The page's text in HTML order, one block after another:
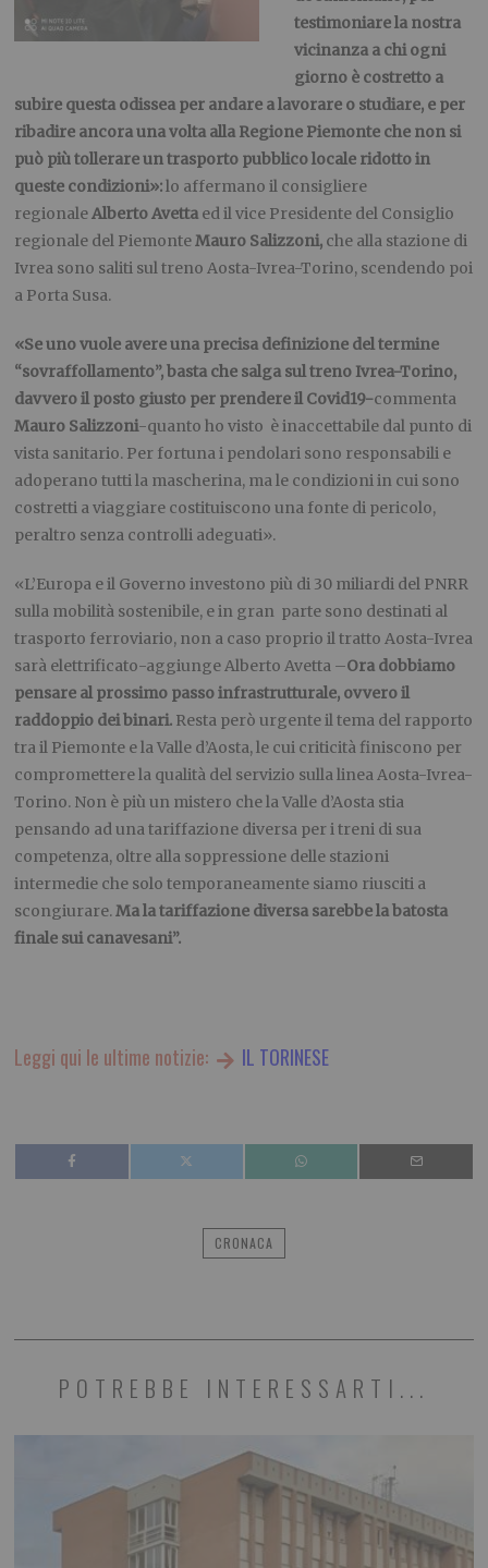
testimoniare la nostra
vicinanza a chi ogni
giorno è costretto a
subire questa odissea per andare a lavorare o studiare, e per
ribadire ancora una volta alla Regione Piemonte che non si
può più tollerare un trasporto pubblico locale ridotto in
queste condizioni»:lo affermano il consigliere
regionaleAlberto Avetta ed il vice Presidente del Consiglio
regionale del PiemonteMauro Salizzoni, che alla stazione di
Ivrea sono saliti sul treno Aosta-Ivrea-Torino, scendendo poi
a Porta Susa.
«Se uno vuole avere una precisa definizione del termine
“sovraffollamento”, basta che salga sul treno Ivrea-Torino,
davvero il posto giusto per prendere il Covid19-commenta
Mauro Salizzoni-quanto ho visto è inaccettabile dal punto di
vista sanitario. Per fortuna i pendolari sono responsabili e
adoperano tutti la mascherina, ma le condizioni in cui sono
costretti a viaggiare costituiscono una fonte di pericolo,
peraltro senza controlli adeguati».
«L’Europa e il Governo investono più di 30 miliardi del PNRR
sulla mobilità sostenibile, e in gran parte sono destinati al
trasporto ferroviario, non a caso proprio il tratto Aosta-Ivrea
sarà elettrificato-aggiunge Alberto Avetta –Ora dobbiamo
pensare al prossimo passo infrastrutturale, ovvero il
raddoppio dei binari. Resta però urgente il tema del rapporto
tra il Piemonte e la Valle d’Aosta, le cui criticità finiscono per
compromettere la qualità del servizio sulla linea Aosta-Ivrea-
Torino. Non è più un mistero che la Valle d’Aosta stia
pensando ad una tariffazione diversa per i treni di sua
competenza, oltre alla soppressione delle stazioni
intermedie che solo temporaneamente siamo riusciti a
scongiurare.Ma la tariffazione diversa sarebbe la batosta
finale sui canavesani”.
Leggi qui le ultime notizie: IL TORINESE
CRONACA
POTREBBE INTERESSARTI...